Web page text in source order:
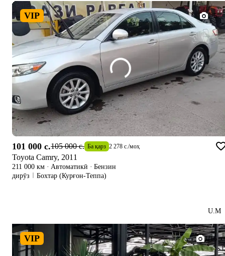
VIP 1/5
101 000 c.105 000 c. Ба қарз 2 278 c. /моҳ
Toyota Camry, 2011
211 000 км · Автоматикӣ · Бензин
дирӯз
Бохтар (Курғон-Теппа)
U.M
VIP 1/16